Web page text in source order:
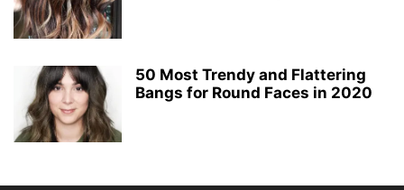
50 Most Trendy and Flattering
Bangs for Round Faces in 2020